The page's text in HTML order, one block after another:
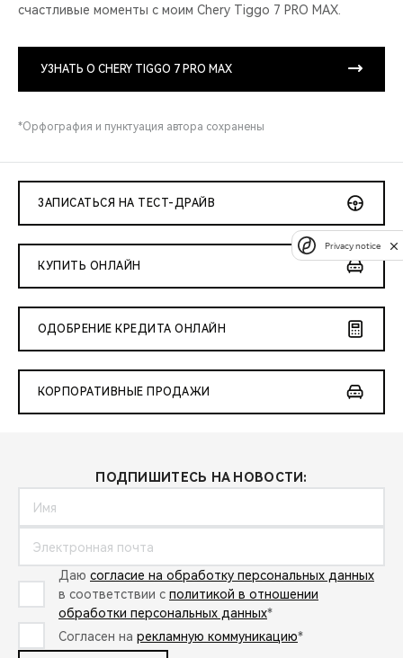
счастливые моменты с моим Chery Tiggo 7 PRO MAX.
УЗНАТЬ О CHERY TIGGO 7 PRO MAX
*Орфография и пунктуация автора сохранены
ЗАПИСАТЬСЯ НА ТЕСТ-ДРАЙВ
КУПИТЬ ОНЛАЙН
ОДОБРЕНИЕ КРЕДИТА ОНЛАЙН
КОРПОРАТИВНЫЕ ПРОДАЖИ
ПОДПИШИТЕСЬ НА НОВОСТИ:
Даю согласие на обработку персональных данных
в соответствии с политикой в отношении
обработки персональных данных*
Согласен на рекламную коммуникацию*
Privacy notice